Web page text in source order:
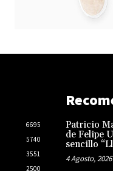
6695
5740
3551
2500
Patricio
de Felipe
sencillo
4 Agosto, 2026